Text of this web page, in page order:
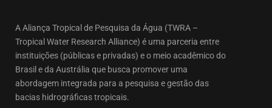
A Aliança Tropical de Pesquisa da Água (TWRA –
Tropical Water Research Alliance) é uma parceria entre
instituições (públicas e privadas) e o meio acadêmico do
Brasil e da Austrália que busca promover uma
abordagem integrada para a pesquisa e gestão das
bacias hidrográficas tropicais.